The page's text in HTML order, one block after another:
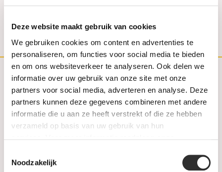
Deze website maakt gebruik van cookies
We gebruiken cookies om content en advertenties te
personaliseren, om functies voor social media te bieden
en om ons websiteverkeer te analyseren. Ook delen we
informatie over uw gebruik van onze site met onze
partners voor social media, adverteren en analyse. Deze
partners kunnen deze gegevens combineren met andere
informatie die u aan ze heeft verstrekt of die ze hebben
verzameld op basis van uw gebruik van hun
Noodzakelijk
info@weerdjanssen.nl
Slotlaan 254-256 | 3701 GV Zeist
Customer service
Contact
Aanbiedingen